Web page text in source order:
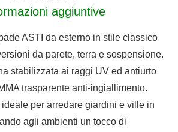
aggiuntive
ASTI da esterno in stile classico
da parete, terra e sospensione.
stabilizzata ai raggi UV ed antiurto
trasparente anti-ingiallimento.
ideale per arredare giardini e ville in
agli ambienti un tocco di